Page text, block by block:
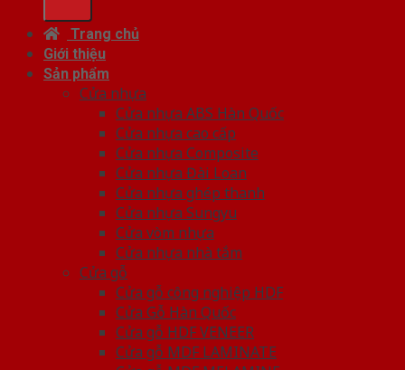
Trang chủ
Giới thiệu
Sản phẩm
Cửa nhựa
Cửa nhựa ABS Hàn Quốc
Cửa nhựa cao cấp
Cửa nhựa Composite
Cửa nhựa Đài Loan
Cửa nhựa ghép thanh
Cửa nhựa Sungyu
Cửa vòm nhựa
Cửa nhựa nhà tắm
Cửa gỗ
Cửa gỗ công nghiệp HDF
Cửa Gỗ Hàn Quốc
Cửa gỗ HDF VENEER
Cửa gỗ MDF LAMINATE